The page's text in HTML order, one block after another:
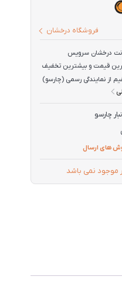
فروشگاه درخشان
قیمت و بیشترین تخفیف
از نمایندگی رسمی (چارسو)
چارسو
های ارسال
موجود نمی باشد